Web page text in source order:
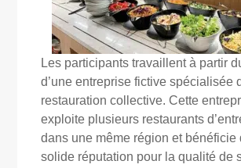
Les participants travaillent à partir
d’une entreprise fictive spécialisée
restauration collective. Cette
exploite plusieurs restaurants
dans une même région et bénéficie
solide réputation pour la qualité de